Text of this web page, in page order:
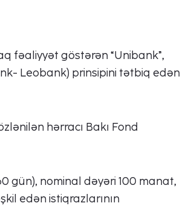
fəaliyyət göstərən “Unibank”,
Leobank) prinsipini tətbiq edən
hərracı Bakı Fond
gün), nominal dəyəri 100 manat,
edən istiqrazlarının